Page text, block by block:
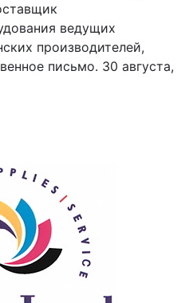
ведущих
производителей,
письмо. 30 августа,